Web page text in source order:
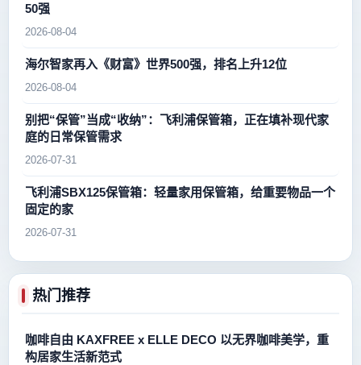
50强
2026-08-04
海尔智家再入《财富》世界500强，排名上升12位
2026-08-04
别把“保管”当成“收纳”：飞利浦保管箱，正在填补现代家
庭的日常保管需求
2026-07-31
飞利浦SBX125保管箱：轻量家用保管箱，给重要物品一个
固定的家
2026-07-31
热门推荐
咖啡自由 KAXFREE x ELLE DECO 以无界咖啡美学，重
构居家生活新范式